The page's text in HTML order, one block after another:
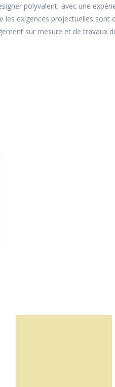
polyvalent, avec une
les exigences projectuelles
sur mesure et de travaux